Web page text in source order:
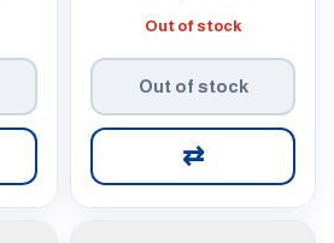
Out of stock
Out of stock
⇄